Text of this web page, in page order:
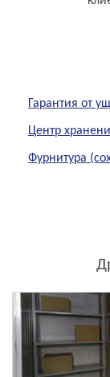
Гарантия от
Центр
Фурнитура